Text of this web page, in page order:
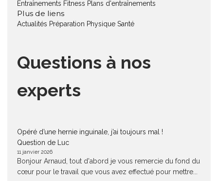
Entraînements Fitness Plans d'entraînements
Plus de liens
Actualités Préparation Physique Santé
Questions à nos
experts
Opéré d’une hernie inguinale, j’ai toujours mal !
Question de Luc
11 janvier 2026
Bonjour Arnaud, tout d'abord je vous remercie du fond du
cœur pour le travail que vous avez effectué pour mettre...